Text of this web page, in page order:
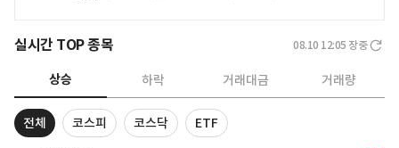
실시간 TOP 종목 08.10 12:05 장중
상승 하락 거래대금 거래량
전체 코스피 코스닥 ETF